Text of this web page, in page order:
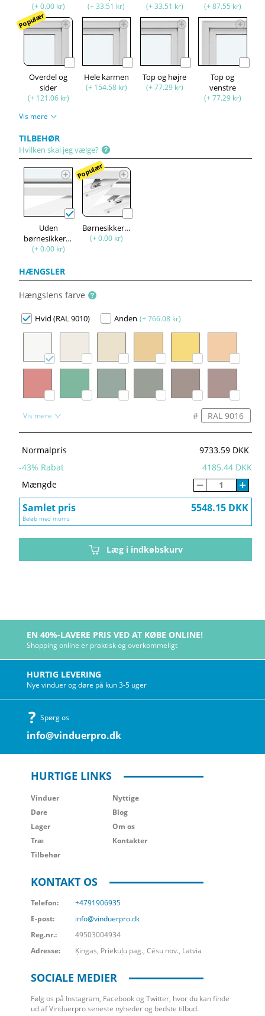
(+ 0.00 kr) (+ 33.51 kr) (+ 33.51 kr) (+ 87.55 kr)
Populær
Overdel og
sider
(+ 121.06 kr)
Hele karmen
(+ 154.58 kr)
Top og højre
(+ 77.29 kr)
Top og
venstre
(+ 77.29 kr)
Vis mere
TILBEHØR
Hvilken skal jeg vælge?
Uden
børnesikkerhed
(+ 0.00 kr)
Populær
Børnesikkerhed
(+ 0.00 kr)
HÆNGSLER
Hængslens farve
Hvid (RAL 9010) Anden (+ 766.08 kr)
Vis mere #
Normalpris
9733.59 DKK
-43% Rabat
4185.44 DKK
Mængde
Samlet pris 5548.15 DKK
Beløb med moms
Læg i indkøbskurv
EN 40%-LAVERE PRIS VED AT KØBE ONLINE!
Shopping online er praktisk og overkommeligt
HURTIG LEVERING
Nye vinduer og døre på kun 3-5 uger
Spørg os
info@vinduerpro.dk
HURTIGE LINKS
Vinduer
Døre
Lager
Træ
Tilbehør
Nyttige
Blog
Om os
Kontakter
KONTAKT OS
Telefon:
+4791906935
E-post:
info@vinduerpro.dk
Reg.nr.:
49503004934
Adresse:
Ķingas, Priekuļu pag., Cēsu nov., Latvia
SOCIALE MEDIER
Følg os på Instagram, Facebook og Twitter, hvor du kan finde
ud af Vinduerpro seneste nyheder og bedste tilbud.